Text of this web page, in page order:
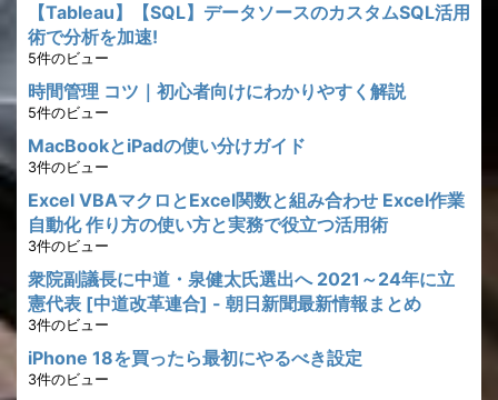
【Tableau】【SQL】データソースのカスタムSQL活用
術で分析を加速!
5件のビュー
時間管理 コツ｜初心者向けにわかりやすく解説
5件のビュー
MacBookとiPadの使い分けガイド
3件のビュー
Excel VBAマクロとExcel関数と組み合わせ Excel作業
自動化 作り方の使い方と実務で役立つ活用術
3件のビュー
衆院副議長に中道・泉健太氏選出へ 2021～24年に立
憲代表 [中道改革連合] - 朝日新聞最新情報まとめ
3件のビュー
iPhone 18を買ったら最初にやるべき設定
3件のビュー